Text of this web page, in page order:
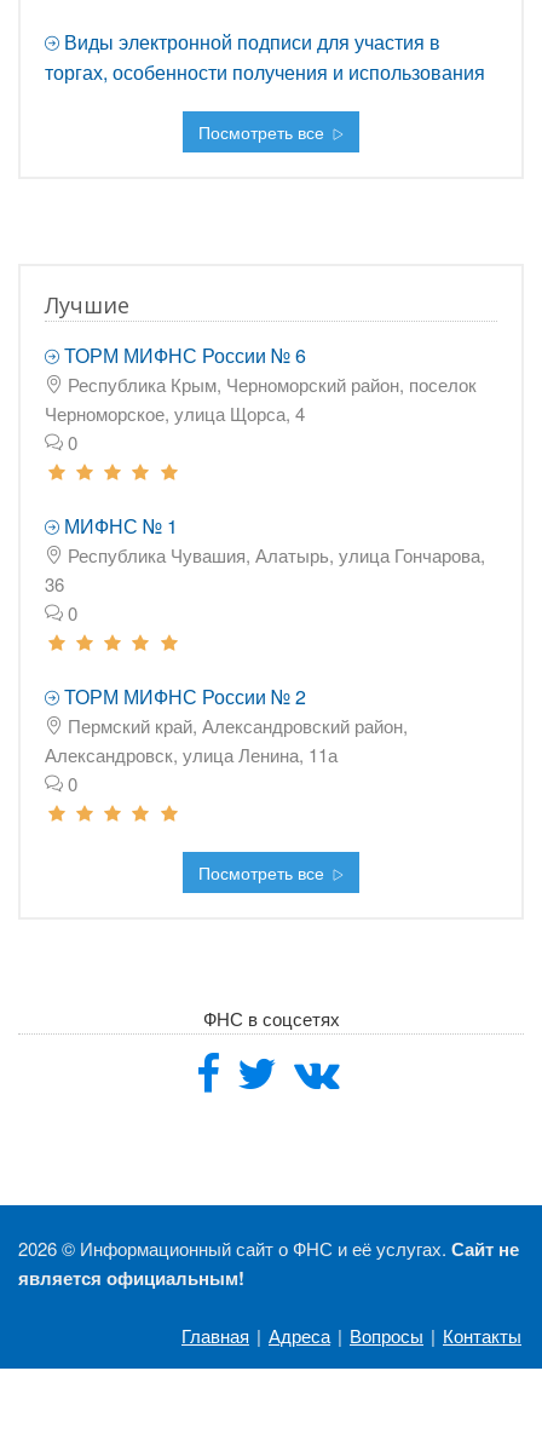
Виды электронной подписи для участия в
торгах, особенности получения и использования
Посмотреть все
Лучшие
ТОРМ МИФНС России № 6
Республика Крым, Черноморский район, поселок
Черноморское, улица Щорса, 4
0
МИФНС № 1
Республика Чувашия, Алатырь, улица Гончарова,
36
0
ТОРМ МИФНС России № 2
Пермский край, Александровский район,
Александровск, улица Ленина, 11а
0
Посмотреть все
ФНС в соцсетях
2026 © Информационный сайт о ФНС и её услугах. Сайт не
является официальным!
Главная | Адреса | Вопросы | Контакты